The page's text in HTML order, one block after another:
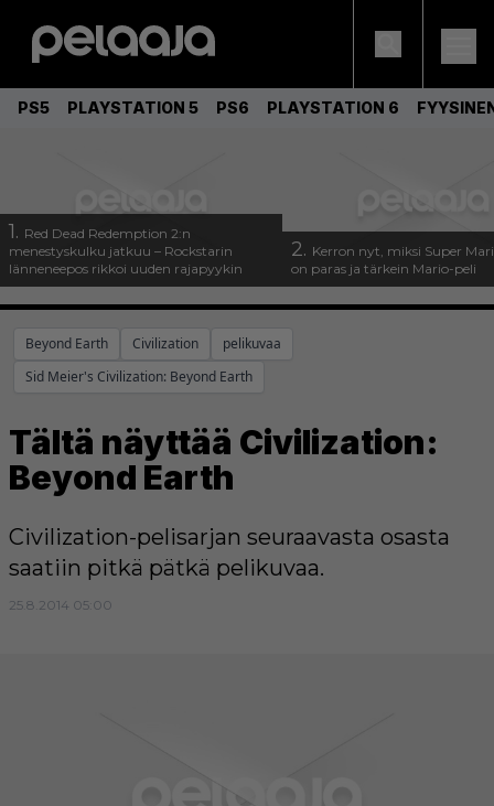
PS5 PLAYSTATION 5 PS6 PLAYSTATION 6
1. Red Dead Redemption 2:n
menestyskulku jatkuu – Rockstarin
länneneepos rikkoi uuden rajapyykin
2. Kerron nyt, miksi Super
on paras ja tärkein Mario-peli
Beyond Earth Civilization
pelikuvaa
Sid Meier's Civilization: Beyond Earth
Tältä näyttää Civilization:
Beyond Earth
Civilization-pelisarjan seuraavasta osasta
saatiin pitkä pätkä pelikuvaa.
25.8.2014 05:00